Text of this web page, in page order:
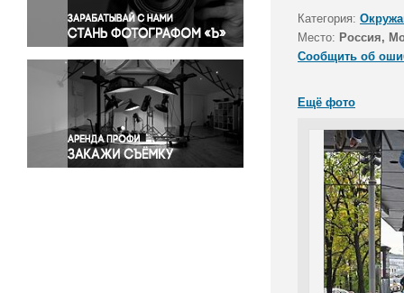
Происшествия и конфликты
Религия
Светская жизнь
Спорт
Экология
Экономика и бизнес
Категория:
Место: Россия,
Сообщить об
Ещё фото